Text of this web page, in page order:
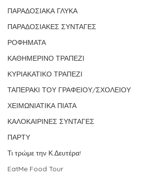
ΠΑΡΑΔΟΣΙΑΚΑ ΓΛΥΚΑ
ΠΑΡΑΔΟΣΙΑΚΕΣ ΣΥΝΤΑΓΕΣ
ΡΟΦΗΜΑΤΑ
ΚΑΘΗΜΕΡΙΝΟ ΤΡΑΠΕΖΙ
ΚΥΡΙΑΚΑΤΙΚΟ ΤΡΑΠΕΖΙ
ΤΑΠΕΡΑΚΙ ΤΟΥ ΓΡΑΦΕΙΟΥ/ΣΧΟΛΕΙΟΥ
ΧΕΙΜΩΝΙΑΤΙΚΑ ΠΙΑΤΑ
ΚΑΛΟΚΑΙΡΙΝΕΣ ΣΥΝΤΑΓΕΣ
ΠΑΡΤΥ
Τι τρώμε την Κ.Δευτέρα!
EatMe Food Tour